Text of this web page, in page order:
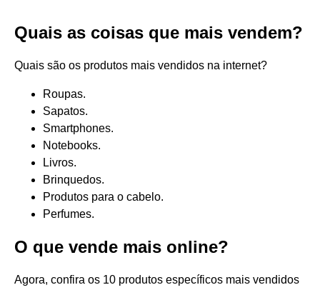
Quais as coisas que mais vendem?
Quais são os produtos mais vendidos na internet?
Roupas.
Sapatos.
Smartphones.
Notebooks.
Livros.
Brinquedos.
Produtos para o cabelo.
Perfumes.
O que vende mais online?
Agora, confira os 10 produtos específicos mais vendidos